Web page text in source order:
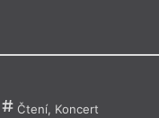
Čtení, Koncert